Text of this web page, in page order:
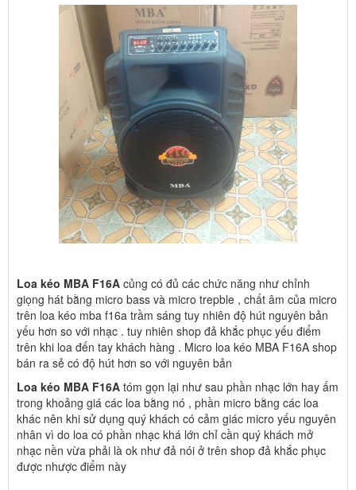
Loa kéo MBA F16A củng có đủ các chức năng như chỉnh
giọng hát bằng micro bass và micro trepble , chất âm của micro
trên loa kéo mba f16a trầm sáng tuy nhiên độ hút nguyên bản
yếu hơn so với nhạc . tuy nhiên shop đả khắc phục yếu điểm
trên khi loa đến tay khách hàng . Micro loa kéo MBA F16A shop
bán ra sẻ có độ hút hơn so với nguyên bản
Loa kéo MBA F16A tóm gọn lại như sau phần nhạc lớn hay ấm
trong khoảng giá các loa bằng nó , phần micro bằng các loa
khác nên khi sử dụng quý khách có cảm giác micro yếu nguyên
nhân vì do loa có phần nhạc khá lớn chỉ cần quý khách mở
nhạc nền vừa phải là ok như đả nói ở trên shop đả khắc phục
được nhược điểm này